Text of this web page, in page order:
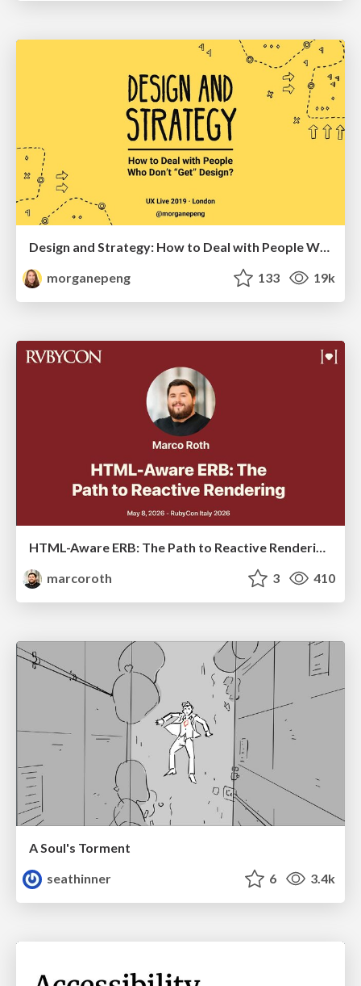
morganepeng
133 19k
HTML-Aware ERB: The Path to Reactive Rendering @ RubyCon 2026, Rimini, Italy
marcoroth
3 410
A Soul's Torment
seathinner
6 3.4k